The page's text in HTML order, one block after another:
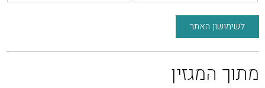
לשימושון האתר
מתוך המגזין